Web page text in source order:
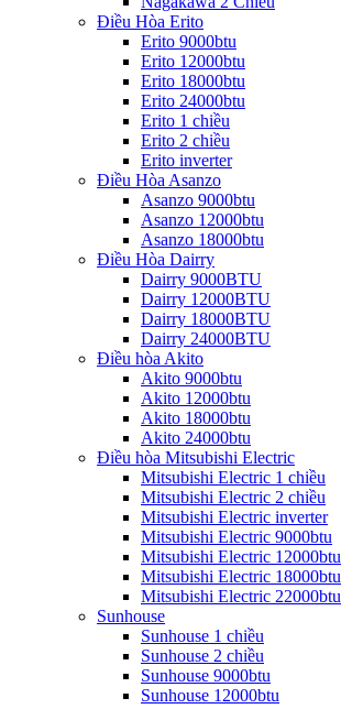
Điều Hòa Erito
Erito 9000btu
Erito 12000btu
Erito 18000btu
Erito 24000btu
Erito 1 chiều
Erito 2 chiều
Erito inverter
Điều Hòa Asanzo
Asanzo 9000btu
Asanzo 12000btu
Asanzo 18000btu
Điều Hòa Dairry
Dairry 9000BTU
Dairry 12000BTU
Dairry 18000BTU
Dairry 24000BTU
Điều hòa Akito
Akito 9000btu
Akito 12000btu
Akito 18000btu
Akito 24000btu
Điều hòa Mitsubishi Electric
Mitsubishi Electric 1 chiều
Mitsubishi Electric 2 chiều
Mitsubishi Electric inverter
Mitsubishi Electric 9000btu
Mitsubishi Electric 12000btu
Mitsubishi Electric 18000btu
Mitsubishi Electric 22000btu
Sunhouse
Sunhouse 1 chiều
Sunhouse 2 chiều
Sunhouse 9000btu
Sunhouse 12000btu